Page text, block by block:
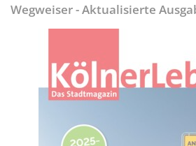
Wegweiser - Aktualisierte